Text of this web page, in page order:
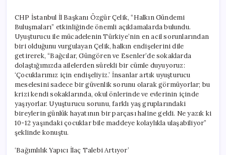
Uyuşturucu
Sorununa
Sert
Tepki
için
CHP İstanbul İl Başkanı Özgür Çelik, “Halkın Gündemi
Buluşmaları” etkinliğinde önemli açıklamalarda bulundu.
Uyuşturucu ile mücadelenin Türkiye’nin en acil sorunlarından
biri olduğunu vurgulayan Çelik, halkın endişelerini dile
getirerek, “Bağcılar, Güngören ve Esenler’de sokaklarda
dolaştığımızda ailelerden sürekli bir cümle duyuyoruz:
‘Çocuklarımız için endişeliyiz.’ İnsanlar artık uyuşturucu
meselesini sadece bir güvenlik sorunu olarak görmüyorlar; bu
krizi kendi sokaklarında, okul önlerinde ve evlerinin içinde
yaşıyorlar. Uyuşturucu sorunu, farklı yaş gruplarındaki
bireylerin günlük hayatının bir parçası haline geldi. Ne yazık ki
10-12 yaşındaki çocuklar bile maddeye kolaylıkla ulaşabiliyor”
şeklinde konuştu.
‘Bağımlılık Yapıcı İlaç Talebi Artıyor’